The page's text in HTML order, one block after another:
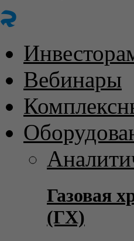
Вебинары
Газовая
(ГХ)